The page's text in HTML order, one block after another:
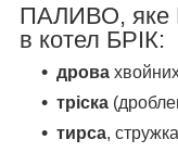
ПАЛИВО, яке
в котел БРІК:
дрова
тріска
тирса,